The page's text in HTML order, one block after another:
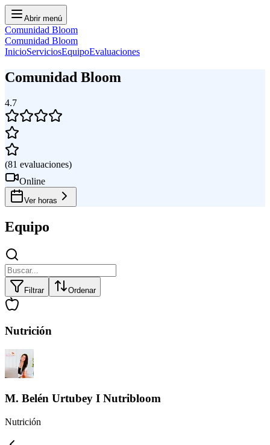
Abrir menú
Comunidad Bloom
Comunidad Bloom
InicioServiciosEquipoEvaluaciones
Comunidad Bloom
4.7
(81 evaluaciones)
Online
Ver horas
Equipo
Filtrar Ordenar
Nutrición
M. Belén Urtubey I Nutribloom
Nutrición